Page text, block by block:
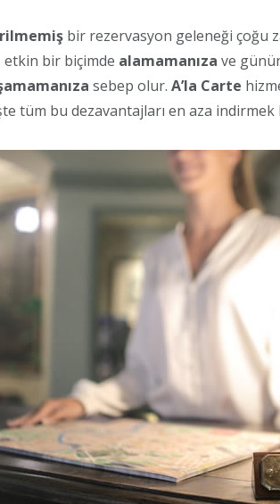
bir rezervasyon geleneği çoğu
etkin bir biçimde alamamanıza ve
sebep olur. A’la Carte
tüm bu dezavantajları en aza